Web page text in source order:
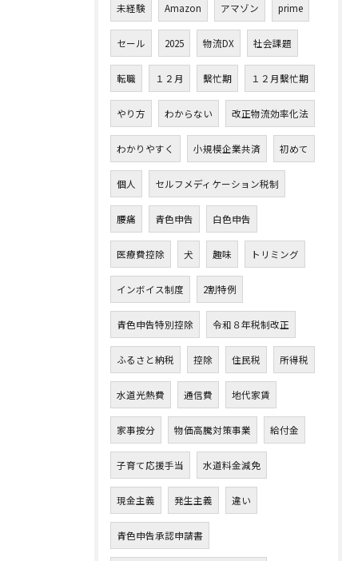
未経験 Amazon アマゾン prime
セール 2025 物流DX 社会課題
転職 １２月 繫忙期 １２月繫忙期
やり方 わからない 改正物流効率化法
わかりやすく 小規模企業共済 初めて
個人 セルフメディケーション税制
腰痛 青色申告 白色申告
医療費控除 犬 趣味 トリミング
インボイス制度 2割特例
青色申告特別控除 令和８年税制改正
ふるさと納税 控除 住民税 所得税
水道光熱費 通信費 地代家賃
家事按分 物価高騰対策事業 給付金
子育て応援手当 水道料金減免
現金主義 発生主義 違い
青色申告承認申請書